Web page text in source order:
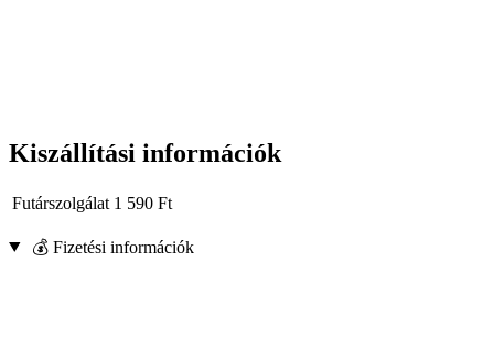
Kiszállítási információk
Futárszolgálat 1 590 Ft
💰 Fizetési információk